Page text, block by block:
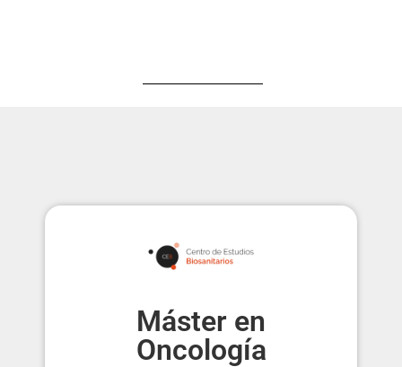
Máster en
Oncología